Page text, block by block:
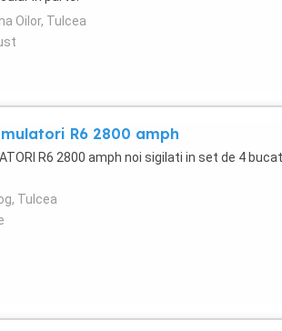
Oilor, Tulcea
R6 2800 amph
R6 2800 amph noi sigilati in set de 4
Tulcea